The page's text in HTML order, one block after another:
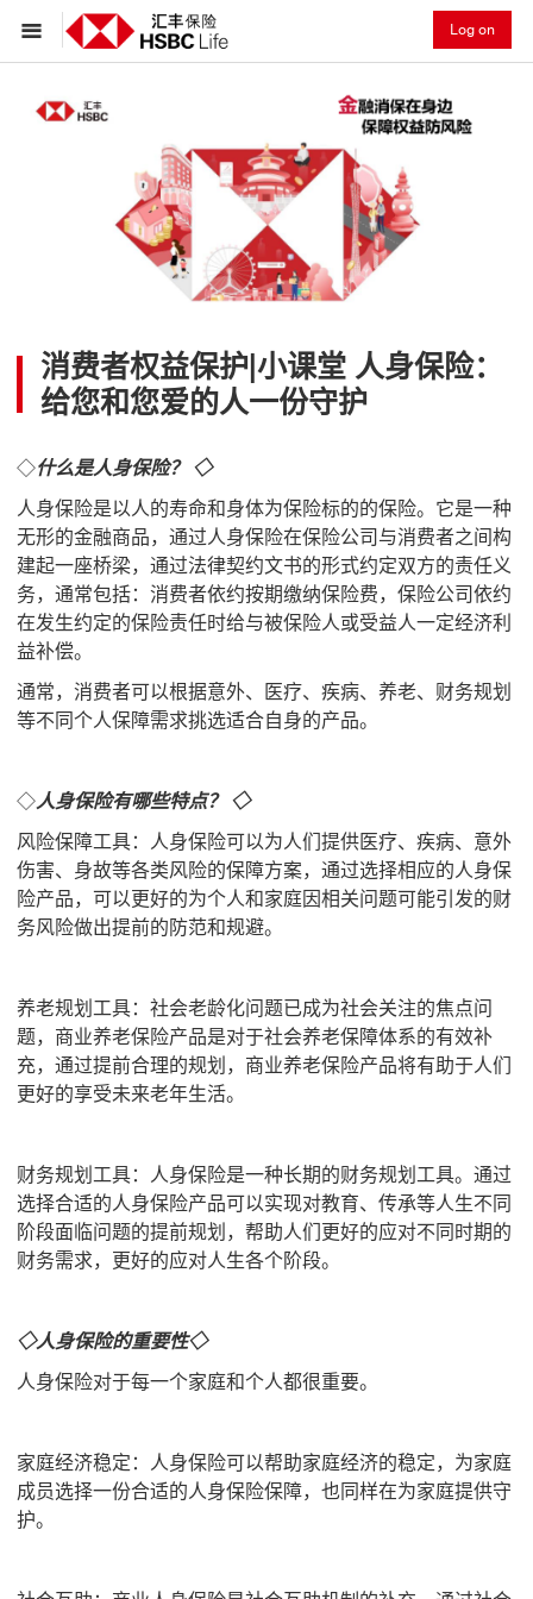
Log on
消费者权益保护|小课堂 人身保险：
给您和您爱的人一份守护
◇什么是人身保险？ ◇
人身保险是以人的寿命和身体为保险标的的保险。它是一种
无形的金融商品，通过人身保险在保险公司与消费者之间构
建起一座桥梁，通过法律契约文书的形式约定双方的责任义
务，通常包括：消费者依约按期缴纳保险费，保险公司依约
在发生约定的保险责任时给与被保险人或受益人一定经济利
益补偿。
通常，消费者可以根据意外、医疗、疾病、养老、财务规划
等不同个人保障需求挑选适合自身的产品。
◇人身保险有哪些特点？ ◇
风险保障工具：人身保险可以为人们提供医疗、疾病、意外
伤害、身故等各类风险的保障方案，通过选择相应的人身保
险产品，可以更好的为个人和家庭因相关问题可能引发的财
务风险做出提前的防范和规避。
养老规划工具：社会老龄化问题已成为社会关注的焦点问
题，商业养老保险产品是对于社会养老保障体系的有效补
充，通过提前合理的规划，商业养老保险产品将有助于人们
更好的享受未来老年生活。
财务规划工具：人身保险是一种长期的财务规划工具。通过
选择合适的人身保险产品可以实现对教育、传承等人生不同
阶段面临问题的提前规划，帮助人们更好的应对不同时期的
财务需求，更好的应对人生各个阶段。
◇人身保险的重要性◇
人身保险对于每一个家庭和个人都很重要。
家庭经济稳定：人身保险可以帮助家庭经济的稳定，为家庭
成员选择一份合适的人身保险保障，也同样在为家庭提供守
护。